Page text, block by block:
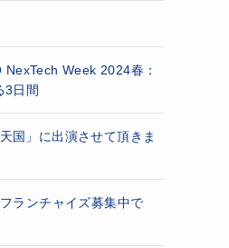
Week 2024春：
3日間
国」に出演させて頂きま
ランチャイズ募集中で